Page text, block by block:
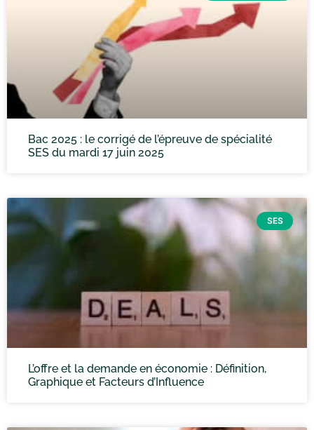
Bac 2025 : le corrigé de l’épreuve de spécialité
SES du mardi 17 juin 2025
SES
L’offre et la demande en économie : Définition,
Graphique et Facteurs d’Influence